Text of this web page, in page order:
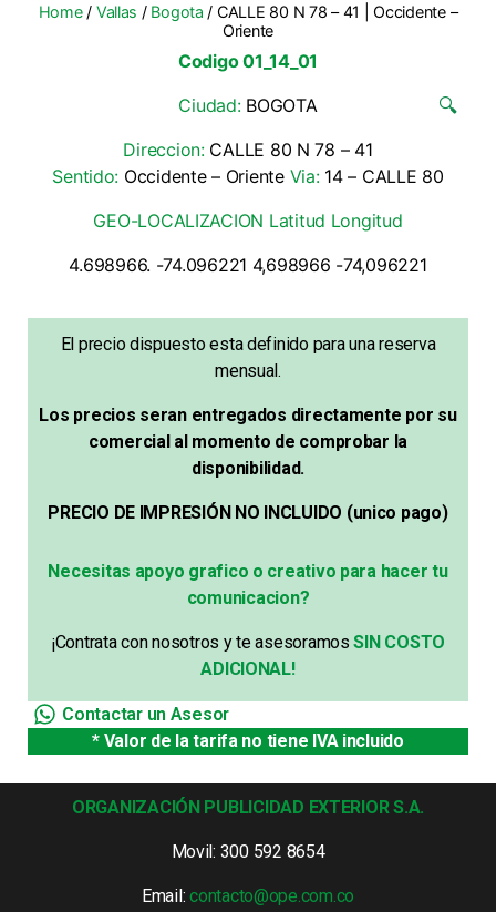
Home/ Vallas / Bogota / CALLE 80 N 78 – 41 | Occidente –
Oriente
🔍
Codigo 01_14_01
Ciudad:BOGOTA
Direccion:CALLE 80 N 78 – 41
Sentido: Occidente – Oriente Via:14 – CALLE 80
GEO-LOCALIZACION Latitud Longitud
4.698966. -74.096221 4,698966 -74,096221
El precio dispuesto esta definido para una reserva
mensual.
Los precios seran entregados directamente por su
comercial al momento de comprobar la
disponibilidad.
PRECIO DE IMPRESIÓN NO INCLUIDO (unico pago)
Necesitas apoyo grafico o creativo para hacer tu
comunicacion?
¡Contrata con nosotros y te asesoramos SIN COSTO
ADICIONAL!
Contactar un Asesor
* Valor de la tarifa no tiene IVA incluido
ORGANIZACIÓN PUBLICIDAD EXTERIOR S.A.
Movil: 300 592 8654
Email:contacto@ope.com.co